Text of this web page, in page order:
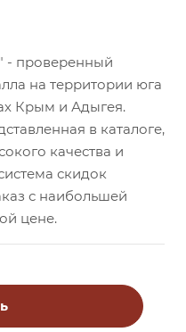
- проверенный
на территории юга
Крым и Адыгея.
в каталоге,
качества и
скидок
с наибольшей
цене.